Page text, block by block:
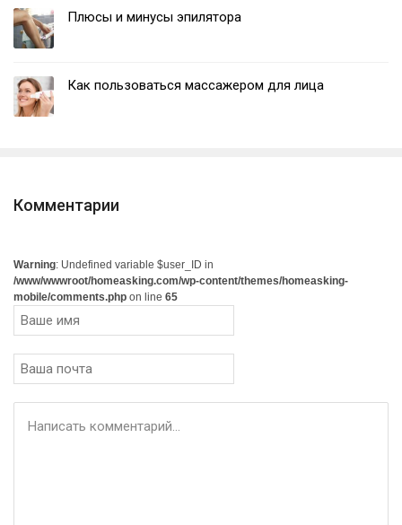
Плюсы и минусы эпилятора
Как пользоваться массажером для лица
Комментарии
Warning: Undefined variable $user_ID in
/www/wwwroot/homeasking.com/wp-content/themes/homeasking-
mobile/comments.php on line 65